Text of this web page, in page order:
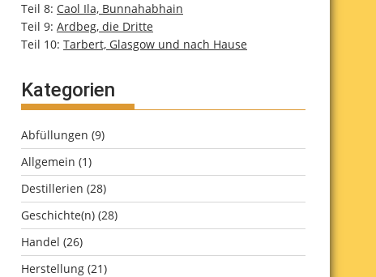
Teil 8: Caol Ila, Bunnahabhain
Teil 9: Ardbeg, die Dritte
Teil 10: Tarbert, Glasgow und nach Hause
Kategorien
Abfüllungen (9)
Allgemein (1)
Destillerien (28)
Geschichte(n) (28)
Handel (26)
Herstellung (21)